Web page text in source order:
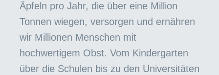
Äpfeln pro Jahr, die über eine Million
Tonnen wiegen, versorgen und ernähren
wir Millionen Menschen mit
hochwertigem Obst. Vom Kindergarten
über die Schulen bis zu den Universitäten